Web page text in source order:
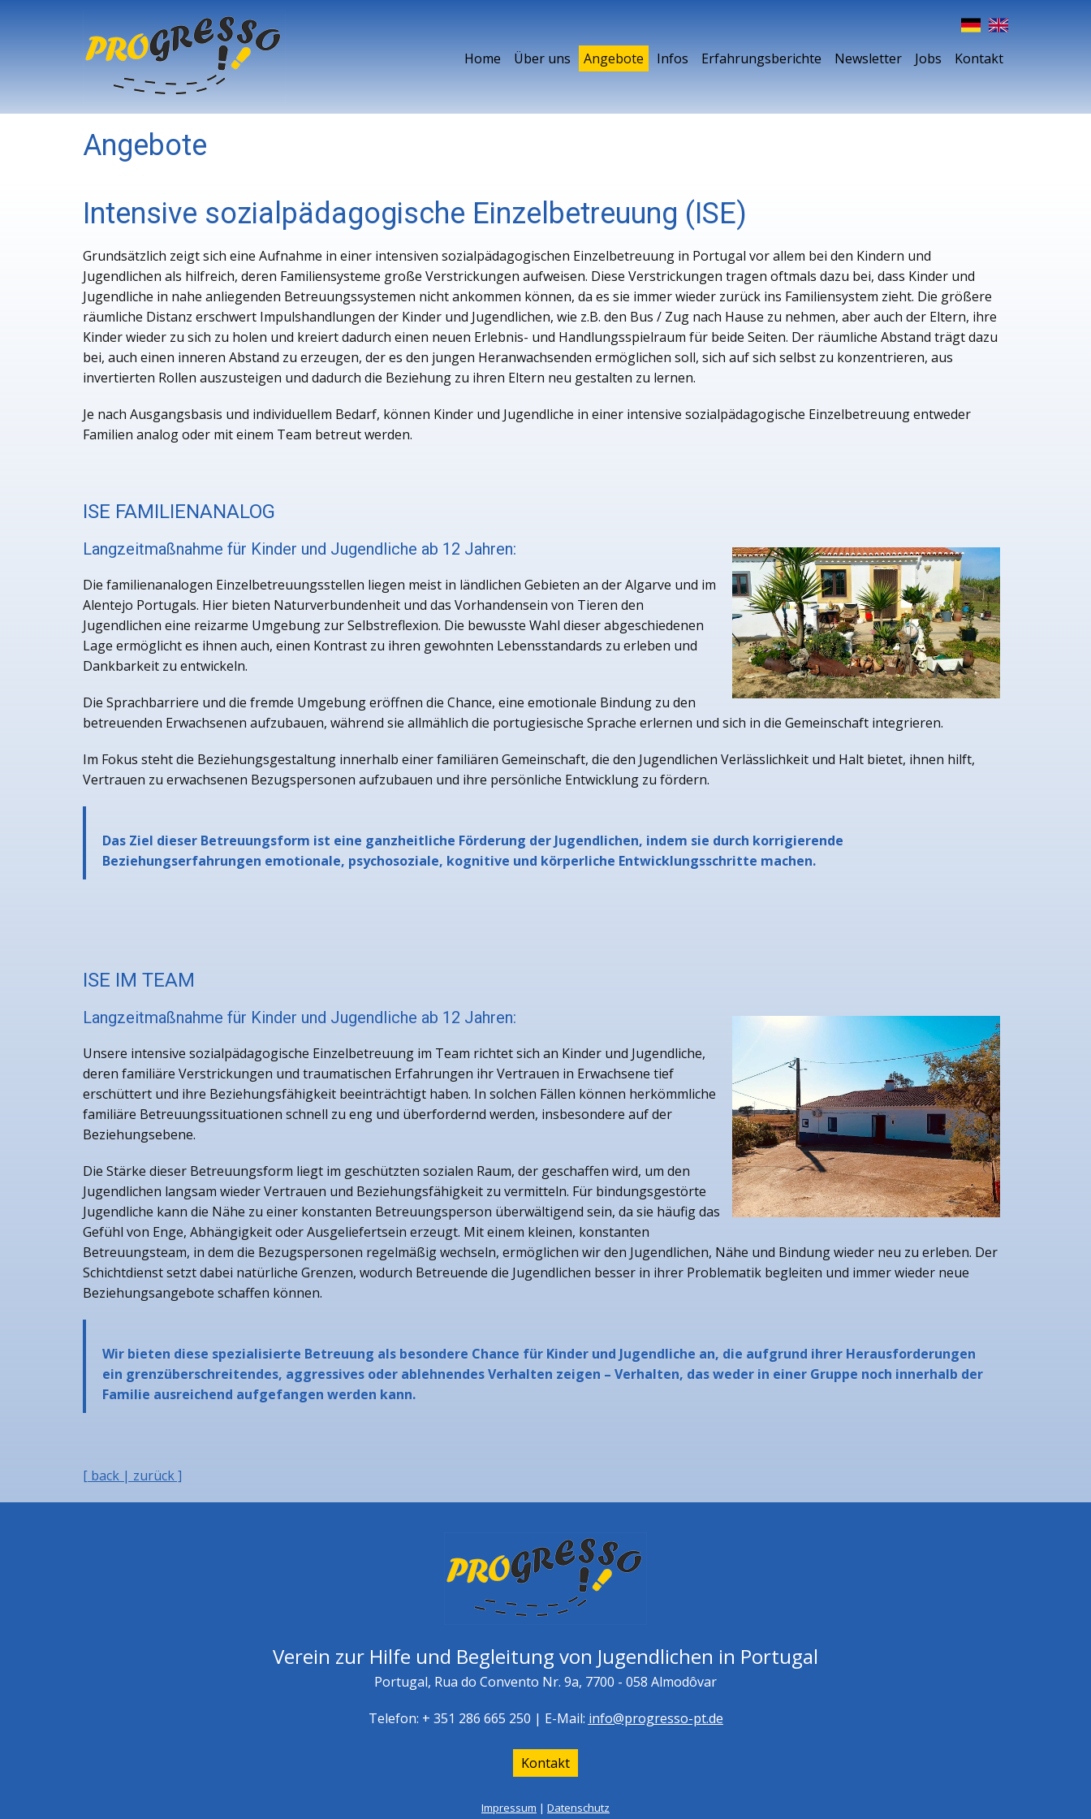
Home Über uns Angebote Infos Erfahrungsberichte Newsletter Jobs Kontakt
Angebote
Intensive sozialpädagogische Einzelbetreuung (ISE)
Grundsätzlich zeigt sich eine Aufnahme in einer intensiven sozialpädagogischen Einzelbetreuung in Portugal vor allem bei den Kindern und
Jugendlichen als hilfreich, deren Familiensysteme große Verstrickungen aufweisen. Diese Verstrickungen tragen oftmals dazu bei, dass Kinder und
Jugendliche in nahe anliegenden Betreuungssystemen nicht ankommen können, da es sie immer wieder zurück ins Familiensystem zieht. Die größere
räumliche Distanz erschwert Impulshandlungen der Kinder und Jugendlichen, wie z.B. den Bus / Zug nach Hause zu nehmen, aber auch der Eltern, ihre
Kinder wieder zu sich zu holen und kreiert dadurch einen neuen Erlebnis- und Handlungsspielraum für beide Seiten. Der räumliche Abstand trägt dazu
bei, auch einen inneren Abstand zu erzeugen, der es den jungen Heranwachsenden ermöglichen soll, sich auf sich selbst zu konzentrieren, aus
invertierten Rollen auszusteigen und dadurch die Beziehung zu ihren Eltern neu gestalten zu lernen.
Je nach Ausgangsbasis und individuellem Bedarf, können Kinder und Jugendliche in einer intensive sozialpädagogische Einzelbetreuung entweder
Familien analog oder mit einem Team betreut werden.
ISE FAMILIENANALOG
Langzeitmaßnahme für Kinder und Jugendliche ab 12 Jahren:
Die familienanalogen Einzelbetreuungsstellen liegen meist in ländlichen Gebieten an der Algarve und im
Alentejo Portugals. Hier bieten Naturverbundenheit und das Vorhandensein von Tieren den
Jugendlichen eine reizarme Umgebung zur Selbstreflexion. Die bewusste Wahl dieser abgeschiedenen
Lage ermöglicht es ihnen auch, einen Kontrast zu ihren gewohnten Lebensstandards zu erleben und
Dankbarkeit zu entwickeln.
Die Sprachbarriere und die fremde Umgebung eröffnen die Chance, eine emotionale Bindung zu den
betreuenden Erwachsenen aufzubauen, während sie allmählich die portugiesische Sprache erlernen und sich in die Gemeinschaft integrieren.
Im Fokus steht die Beziehungsgestaltung innerhalb einer familiären Gemeinschaft, die den Jugendlichen Verlässlichkeit und Halt bietet, ihnen hilft,
Vertrauen zu erwachsenen Bezugspersonen aufzubauen und ihre persönliche Entwicklung zu fördern.
Das Ziel dieser Betreuungsform ist eine ganzheitliche Förderung der Jugendlichen, indem sie durch korrigierende
Beziehungserfahrungen emotionale, psychosoziale, kognitive und körperliche Entwicklungsschritte machen.
ISE IM TEAM
Langzeitmaßnahme für Kinder und Jugendliche ab 12 Jahren:
Unsere intensive sozialpädagogische Einzelbetreuung im Team richtet sich an Kinder und Jugendliche,
deren familiäre Verstrickungen und traumatischen Erfahrungen ihr Vertrauen in Erwachsene tief
erschüttert und ihre Beziehungsfähigkeit beeinträchtigt haben. In solchen Fällen können herkömmliche
familiäre Betreuungssituationen schnell zu eng und überfordernd werden, insbesondere auf der
Beziehungsebene.
Die Stärke dieser Betreuungsform liegt im geschützten sozialen Raum, der geschaffen wird, um den
Jugendlichen langsam wieder Vertrauen und Beziehungsfähigkeit zu vermitteln. Für bindungsgestörte
Jugendliche kann die Nähe zu einer konstanten Betreuungsperson überwältigend sein, da sie häufig das
Gefühl von Enge, Abhängigkeit oder Ausgeliefertsein erzeugt. Mit einem kleinen, konstanten
Betreuungsteam, in dem die Bezugspersonen regelmäßig wechseln, ermöglichen wir den Jugendlichen, Nähe und Bindung wieder neu zu erleben. Der
Schichtdienst setzt dabei natürliche Grenzen, wodurch Betreuende die Jugendlichen besser in ihrer Problematik begleiten und immer wieder neue
Beziehungsangebote schaffen können.
Wir bieten diese spezialisierte Betreuung als besondere Chance für Kinder und Jugendliche an, die aufgrund ihrer Herausforderungen
ein grenzüberschreitendes, aggressives oder ablehnendes Verhalten zeigen – Verhalten, das weder in einer Gruppe noch innerhalb der
Familie ausreichend aufgefangen werden kann.
[ back | zurück ]
Verein zur Hilfe und Begleitung von Jugendlichen in Portugal
Portugal, Rua do Convento Nr. 9a, 7700 - 058 Almodôvar
Telefon: + 351 286 665 250 | E-Mail: info@progresso-pt.de
Kontakt
Impressum | Datenschutz